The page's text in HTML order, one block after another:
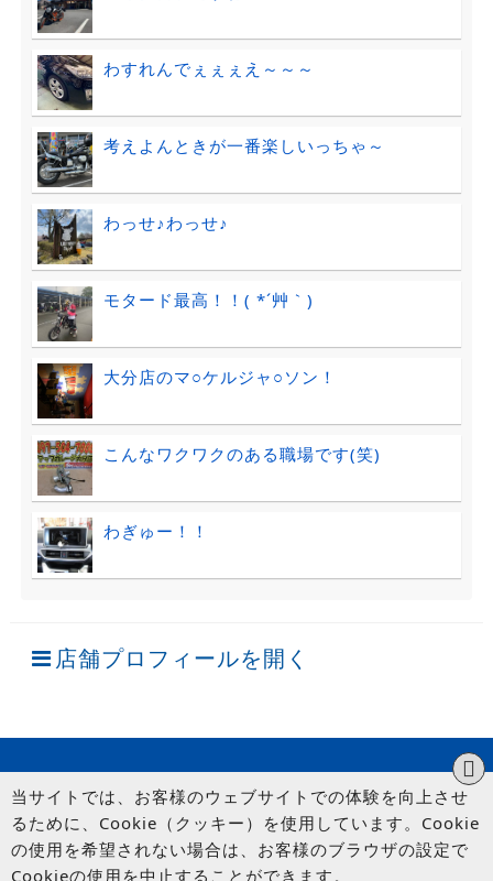
わすれんでぇぇぇえ～～～
考えよんときが一番楽しいっちゃ～
わっせ♪わっせ♪
モタード最高！！( *´艸｀)
大分店のマ○ケルジャ○ソン！
こんなワクワクのある職場です(笑)
わぎゅー！！
店舗プロフィールを開く
当サイトでは、お客様のウェブサイトでの体験を向上させ
るために、Cookie（クッキー）を使用しています。Cookie
の使用を希望されない場合は、お客様のブラウザの設定で
Cookieの使用を中止することができます。